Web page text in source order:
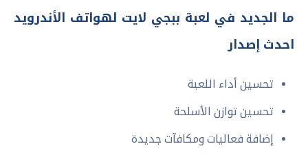
ما الجديد في لعبة ببجي لايت لهواتف الأندرويد
احدث إصدار
تحسين أداء اللعبة
تحسين توازن الأسلحة
إضافة فعاليات ومكافآت جديدة